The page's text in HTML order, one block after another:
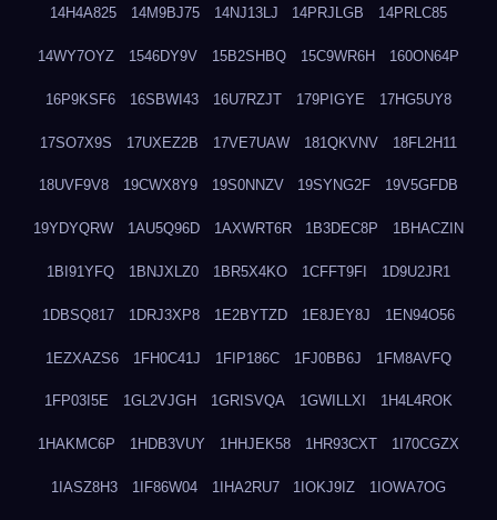
14H4A825 14M9BJ75 14NJ13LJ 14PRJLGB 14PRLC85
14WY7OYZ 1546DY9V 15B2SHBQ 15C9WR6H 160ON64P
16P9KSF6 16SBWI43 16U7RZJT 179PIGYE 17HG5UY8
17SO7X9S 17UXEZ2B 17VE7UAW 181QKVNV 18FL2H11
18UVF9V8 19CWX8Y9 19S0NNZV 19SYNG2F 19V5GFDB
19YDYQRW 1AU5Q96D 1AXWRT6R 1B3DEC8P 1BHACZIN
1BI91YFQ 1BNJXLZ0 1BR5X4KO 1CFFT9FI 1D9U2JR1
1DBSQ817 1DRJ3XP8 1E2BYTZD 1E8JEY8J 1EN94O56
1EZXAZS6 1FH0C41J 1FIP186C 1FJ0BB6J 1FM8AVFQ
1FP03I5E 1GL2VJGH 1GRISVQA 1GWILLXI 1H4L4ROK
1HAKMC6P 1HDB3VUY 1HHJEK58 1HR93CXT 1I70CGZX
1IASZ8H3 1IF86W04 1IHA2RU7 1IOKJ9IZ 1IOWA7OG